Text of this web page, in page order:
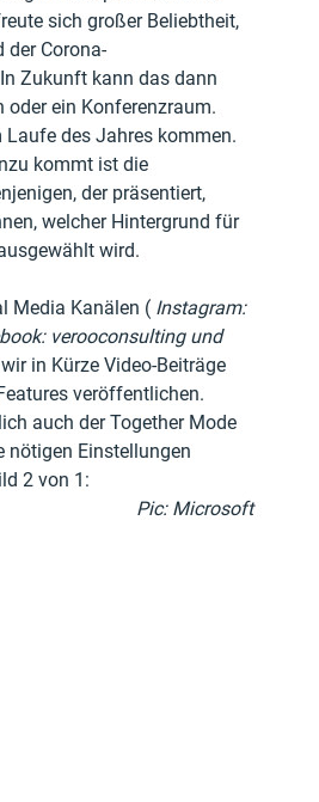
sich großer Beliebtheit,
der Corona-
Zukunft kann das dann
oder ein Konferenzraum.
Laufe des Jahres kommen.
kommt ist die
der präsentiert,
welcher Hintergrund für
wird.
Media Kanälen ( Instagram:
verooconsulting und
in Kürze Video-Beiträge
veröffentlichen.
auch der Together Mode
nötigen Einstellungen
2 von 1:
Pic: Microsoft